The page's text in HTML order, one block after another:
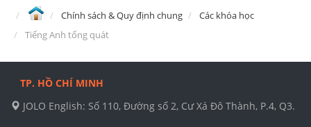
Chính sách & Quy định chung
Các khóa học
Tiếng Anh tổng quát
TP. HỒ CHÍ MINH
JOLO English: Số 110, Đường số 2, Cư Xá Đô Thành, P.4, Q3.